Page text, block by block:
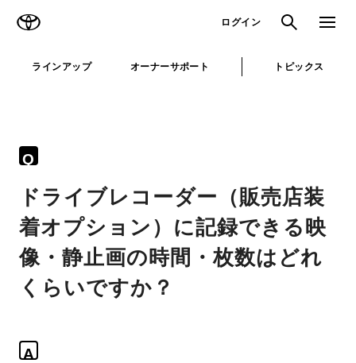
ログイン 検索 メニュ
ラインアップ オーナーサポート トピックス
Q
ドライブレコーダー（販売店装
着オプション）に記録できる映
像・静止画の時間・枚数はどれ
くらいですか？
A